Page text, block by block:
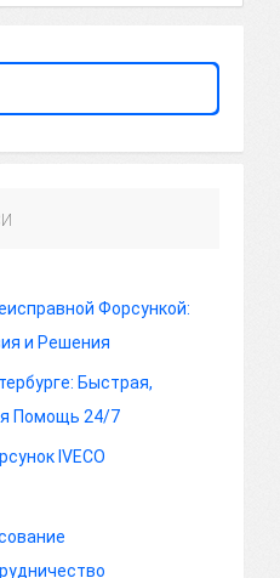
Форсункой:
и Решения
Быстрая,
Помощь 24/7
IVECO